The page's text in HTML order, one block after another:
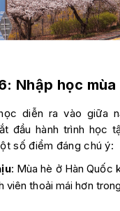
Nhập học mùa
diễn ra vào giữa
đầu hành trình học
số điểm đáng chú ý:
: Mùa hè ở Hàn Quốc
viên thoải mái hơn